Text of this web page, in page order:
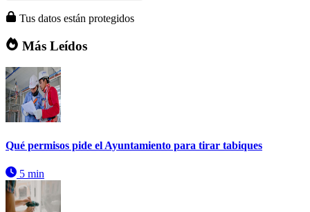
Tus datos están protegidos
Más Leídos
Qué permisos pide el Ayuntamiento para tirar tabiques
5 min